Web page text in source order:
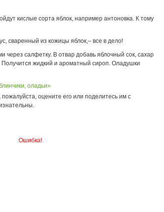
кислые сорта яблок, например антоновка. К тому
сваренный из кожицы яблок,– все в дело!
через салфетку. В отвар добавь яблочный сок, сахар
Получится жидкий и ароматный сироп. Оладушки
оладьи»
оцените его или поделитесь им с
Ошибка!